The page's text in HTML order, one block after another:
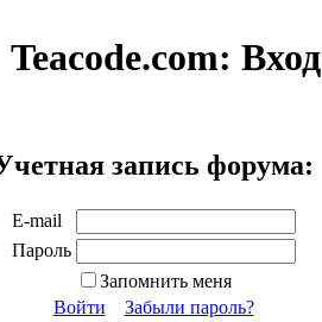
Teacode.com: Вход
запись форума:
E-mail
Пароль
Запомнить меня
Войти
Забыли пароль?